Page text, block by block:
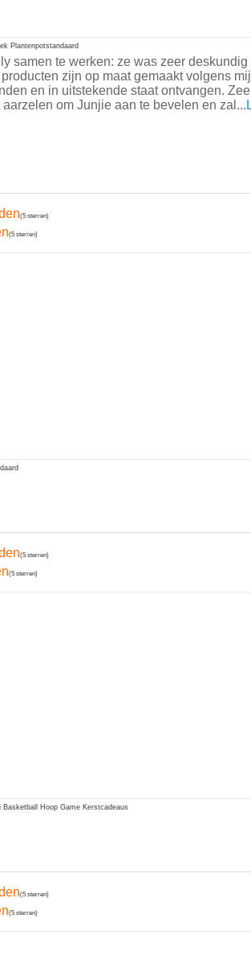
Plantenpotstandaard
samen te werken: ze was zeer deskundig
zijn op maat gemaakt volgens
en in uitstekende staat ontvangen.
om Junjie aan te bevelen en zal...
(5 sterren)
(5 sterren)
(5 sterren)
(5 sterren)
Hoop Game Kerstcadeaus
(5 sterren)
(5 sterren)